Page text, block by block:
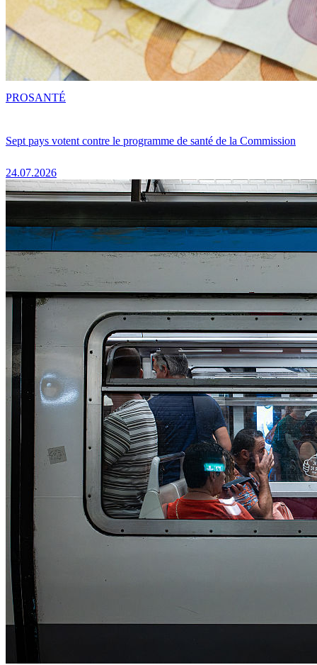
Sept pays votent contre le programme de santé de la Commission
24.07.2026
PROSANTÉ